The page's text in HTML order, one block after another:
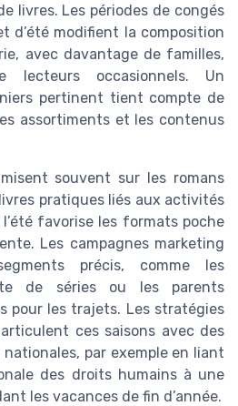
livres. Les périodes de congés
d’été modifient la composition
avec davantage de familles,
lecteurs occasionnels. Un
pertinent tient compte de
assortiments et les contenus
souvent sur les romans
pratiques liés aux activités
favorise les formats poche
Les campagnes marketing
précis, comme les
de séries ou les parents
pour les trajets. Les stratégies
ces saisons avec des
par exemple en liant
des droits humains à une
les vacances de fin d’année.